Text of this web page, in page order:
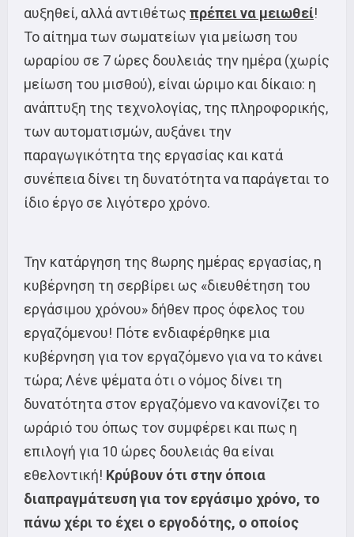
αυξηθεί, αλλά αντιθέτως πρέπει να μειωθεί!
Το αίτημα των σωματείων για μείωση του
ωραρίου σε 7 ώρες δουλειάς την ημέρα (χωρίς
μείωση του μισθού), είναι ώριμο και δίκαιο: η
ανάπτυξη της τεχνολογίας, της πληροφορικής,
των αυτοματισμών, αυξάνει την
παραγωγικότητα της εργασίας και κατά
συνέπεια δίνει τη δυνατότητα να παράγεται το
ίδιο έργο σε λιγότερο χρόνο.
Την κατάργηση της 8ωρης ημέρας εργασίας, η
κυβέρνηση τη σερβίρει ως «διευθέτηση του
εργάσιμου χρόνου» δήθεν προς όφελος του
εργαζόμενου! Πότε ενδιαφέρθηκε μια
κυβέρνηση για τον εργαζόμενο για να το κάνει
τώρα; Λένε ψέματα ότι ο νόμος δίνει τη
δυνατότητα στον εργαζόμενο να κανονίζει το
ωράριό του όπως τον συμφέρει και πως η
επιλογή για 10 ώρες δουλειάς θα είναι
εθελοντική! Κρύβουν ότι στην όποια
διαπραγμάτευση για τον εργάσιμο χρόνο, το
πάνω χέρι το έχει ο εργοδότης, ο οποίος